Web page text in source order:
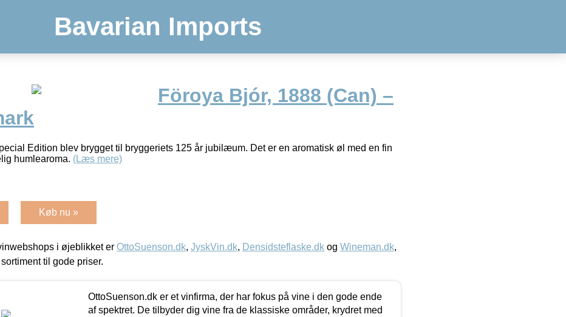
Bavarian Imports
Föroya Bjór, 1888 (Can) –
Edition blev brygget til bryggeriets 125 år jubilæum. Det er en aromatisk øl med en fin
humlearoma. (Læs mere)
Køb nu »
i øjeblikket er OttoSuenson.dk, JyskVin.dk, Densidsteflaske.dk og Wineman.dk,
til gode priser.
OttoSuenson.dk er et vinfirma, der har fokus på vine i den gode ende
af spektret. De tilbyder dig vine fra de klassiske områder, krydret med